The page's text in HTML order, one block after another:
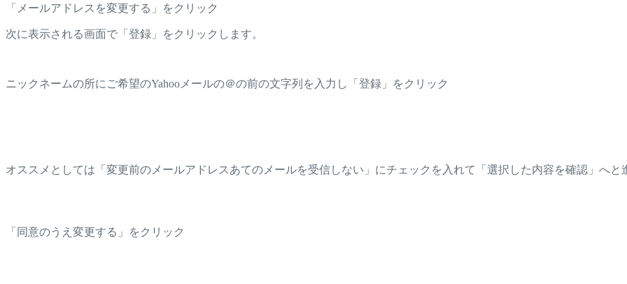
「メールアドレスを変更する」をクリック
次に表示される画面で「登録」をクリックします。
ニックネームの所にご希望のYahooメールの＠の前の文字列を入力し「登録」をクリック
オススメとしては「変更前のメールアドレスあてのメールを受信しない」にチェックを入れて「選択した内容を確認」へと
「同意のうえ変更する」をクリック